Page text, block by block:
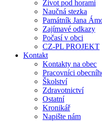
Život pod horami
Naučná stezka
Památník Jana
Zajímavé odkazy
Počasí v obci
CZ-PL PROJEKT
Kontakt
Kontakty na obec
Pracovníci
Školství
Zdravotnictví
Ostatní
Kronikář
Napište nám